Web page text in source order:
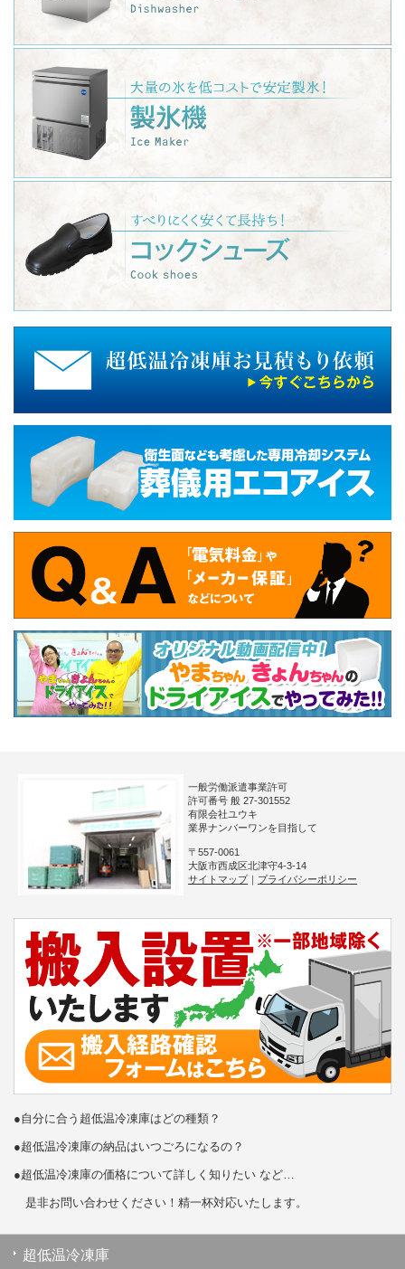
一般労働派遣事業許可
許可番号 般 27-301552
有限会社ユウキ
業界ナンバーワンを目指して
〒557-0061
大阪市西成区北津守4-3-14
サイトマップ｜ プライバシーポリシー
●自分に合う超低温冷凍庫はどの種類？
●超低温冷凍庫の納品はいつごろになるの？
●超低温冷凍庫の価格について詳しく知りたい など…
是非お問い合わせください！精一杯対応いたします。
超低温冷凍庫